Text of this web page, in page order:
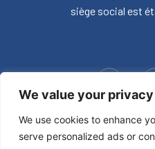
We value your privacy
We use cookies to enhance
serve personalized ads or
siège social est
© 2026, La